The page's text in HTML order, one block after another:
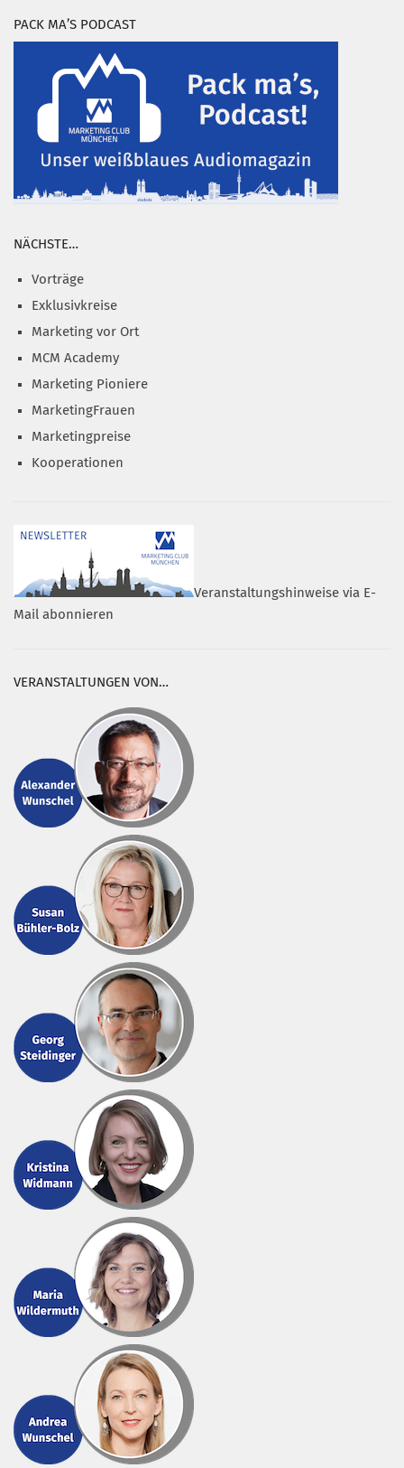
PACK MA’S PODCAST
NÄCHSTE…
Vorträge
Exklusivkreise
Marketing vor Ort
MCM Academy
Marketing Pioniere
MarketingFrauen
Marketingpreise
Kooperationen
Veranstaltungshinweise via E-
Mail abonnieren
VERANSTALTUNGEN VON…